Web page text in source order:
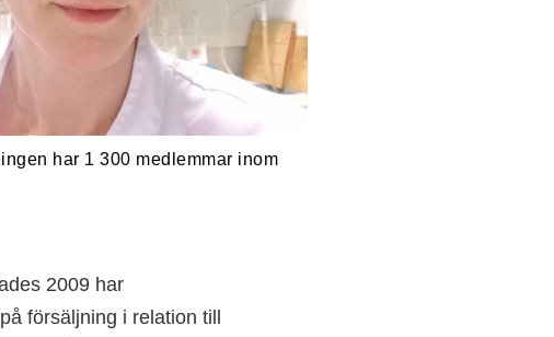
har 1 300 medlemmar inom
2009 har
försäljning i relation till